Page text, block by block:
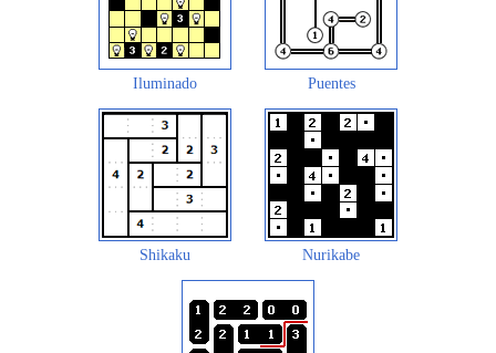
Iluminado Puentes
Shikaku Nurikabe